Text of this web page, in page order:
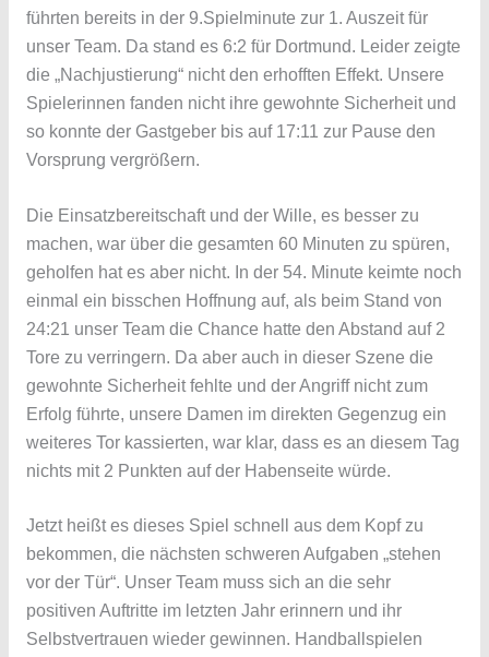
führten bereits in der 9.Spielminute zur 1. Auszeit für
unser Team. Da stand es 6:2 für Dortmund. Leider zeigte
die „Nachjustierung“ nicht den erhofften Effekt. Unsere
Spielerinnen fanden nicht ihre gewohnte Sicherheit und
so konnte der Gastgeber bis auf 17:11 zur Pause den
Vorsprung vergrößern.
Die Einsatzbereitschaft und der Wille, es besser zu
machen, war über die gesamten 60 Minuten zu spüren,
geholfen hat es aber nicht. In der 54. Minute keimte noch
einmal ein bisschen Hoffnung auf, als beim Stand von
24:21 unser Team die Chance hatte den Abstand auf 2
Tore zu verringern. Da aber auch in dieser Szene die
gewohnte Sicherheit fehlte und der Angriff nicht zum
Erfolg führte, unsere Damen im direkten Gegenzug ein
weiteres Tor kassierten, war klar, dass es an diesem Tag
nichts mit 2 Punkten auf der Habenseite würde.
Jetzt heißt es dieses Spiel schnell aus dem Kopf zu
bekommen, die nächsten schweren Aufgaben „stehen
vor der Tür“. Unser Team muss sich an die sehr
positiven Auftritte im letzten Jahr erinnern und ihr
Selbstvertrauen wieder gewinnen. Handballspielen